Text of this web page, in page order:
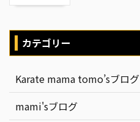
カテゴリー
Karate mama tomo’sブログ
mami'sブログ